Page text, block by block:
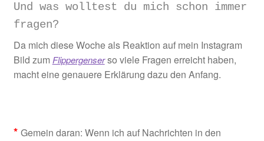
Und was wolltest du mich schon immer
fragen?
Da mich diese Woche als Reaktion auf mein Instagram
Bild zum Flippergenserso viele Fragen erreicht haben,
macht eine genauere Erklärung dazu den Anfang.
* Gemein daran: Wenn ich auf Nachrichten in den